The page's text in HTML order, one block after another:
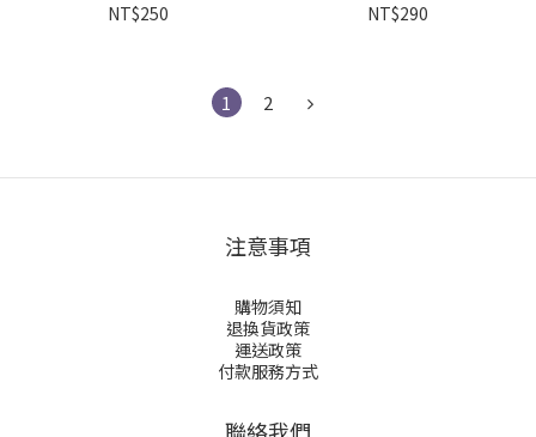
NT$250
NT$290
1 2
注意事項
購物須知
退換貨政策
運送政策
付款服務方式